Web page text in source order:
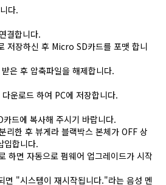
다.
결합니다.
저장하신 후 Micro SD카드를 포맷 합니
은 후 압축파일을 해제합니다.
운로드 하여 PC에 저장합니다.
드에 복사해 주시기 바랍니다.
한 후 뷰게라 블랙박스 본체가 OFF 상
입합니다.
하면 자동으로 펌웨어 업그레이드가 시작
면 "시스템이 재시작됩니다."라는 음성 멘